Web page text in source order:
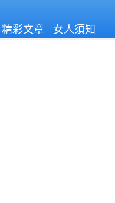
精彩文章 女人須知